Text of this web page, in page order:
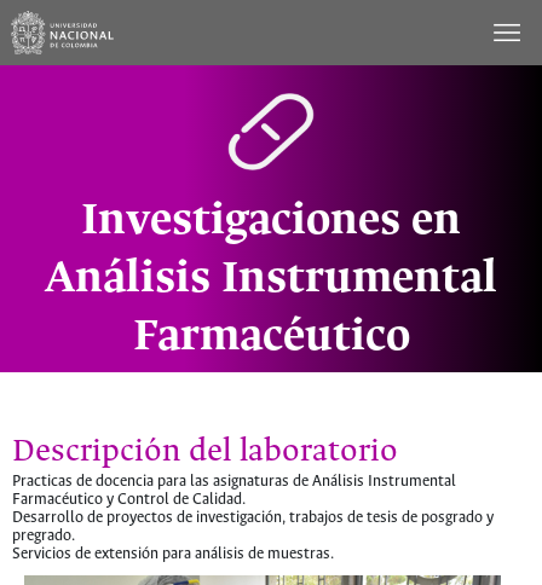
Saltar
contenido
Investigaciones en
Análisis Instrumental
Farmacéutico
Descripción del laboratorio
Practicas de docencia para las asignaturas de Análisis Instrumental
Farmacéutico y Control de Calidad.
Desarrollo de proyectos de investigación, trabajos de tesis de posgrado y
pregrado.
Servicios de extensión para análisis de muestras.